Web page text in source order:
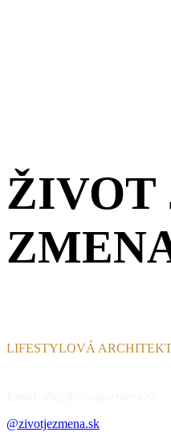
ŽIVOT
LIFESTYLOVÁ
@zivotjezmena.sk